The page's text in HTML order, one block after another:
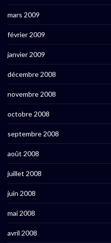
mars 2009
février 2009
janvier 2009
décembre 2008
novembre 2008
octobre 2008
septembre 2008
août 2008
juillet 2008
juin 2008
mai 2008
avril 2008